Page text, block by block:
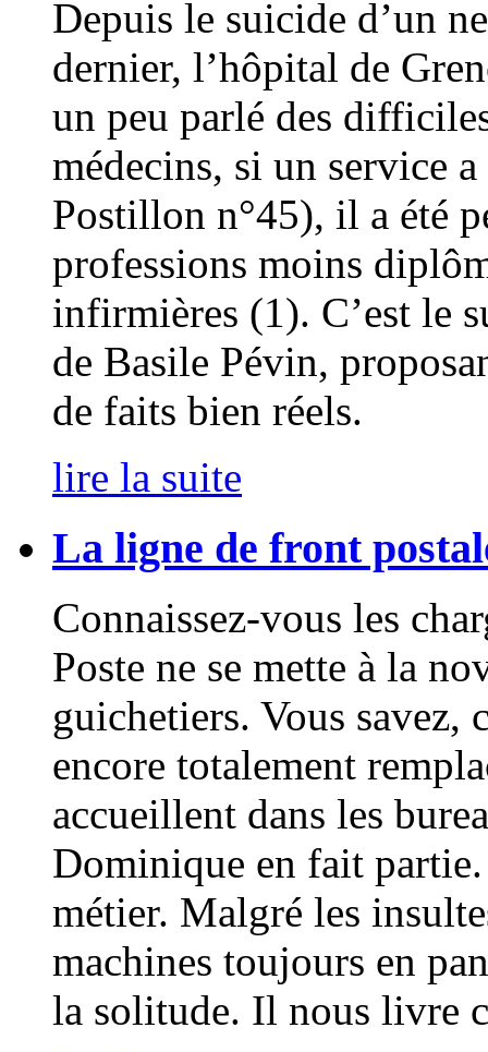
Depuis le suicide d’un
dernier, l’hôpital de
un peu parlé des
médecins, si un service
Postillon n°45), il a été
professions moins
infirmières (1). C’est le
de Basile Pévin,
de faits bien réels.
lire la suite
La ligne de front
Connaissez-vous les
Poste ne se mette à la
guichetiers. Vous savez,
encore totalement
accueillent dans les
Dominique en fait
métier. Malgré les
machines toujours en
la solitude. Il nous livre